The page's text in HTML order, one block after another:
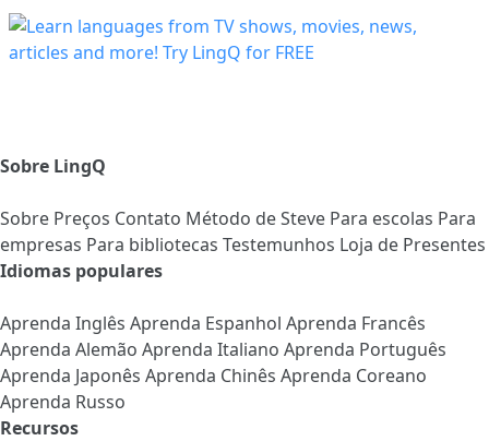
Sobre LingQ
Sobre Preços Contato Método de Steve Para escolas Para
empresas Para bibliotecas Testemunhos Loja de Presentes
Idiomas populares
Aprenda Inglês Aprenda Espanhol Aprenda Francês
Aprenda Alemão Aprenda Italiano Aprenda Português
Aprenda Japonês Aprenda Chinês Aprenda Coreano
Aprenda Russo
Recursos